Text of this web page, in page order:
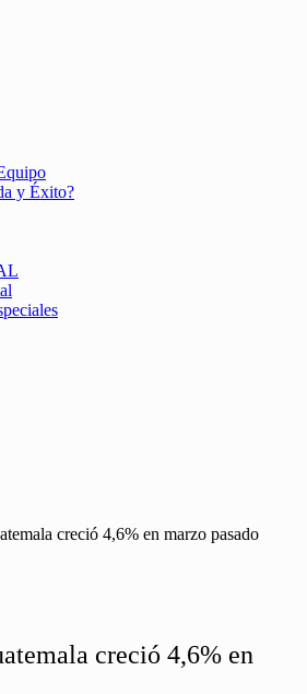
y Éxito?
creció 4,6% en marzo pasado
creció 4,6% en